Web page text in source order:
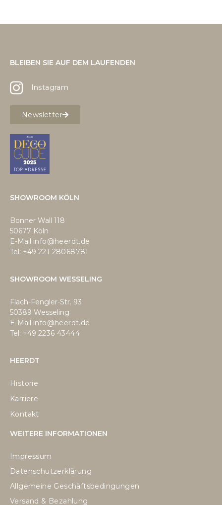
BLEIBEN SIE AUF DEM LAUFENDEN
Instagram
Newsletter
SHOWROOM KÖLN
Bonner Wall 118
50677 Köln
E-Mail info@heerdt.de
Tel: +49 221 28068781
SHOWROOM WESSELING
Flach-Fengler-Str. 93
50389 Wesseling
E-Mail info@heerdt.de
Tel: +49 2236 43444
HEERDT
Historie
Karriere
Kontakt
WEITERE INFORMATIONEN
Impressum
Datenschutzerklärung
Allgemeine Geschäftsbedingungen
Versand & Bezahlung